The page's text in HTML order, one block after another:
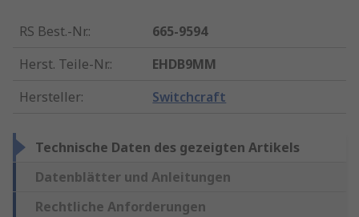
RS Best.-Nr.:
665-9594
Herst. Teile-Nr.:
EHDB9MM
Hersteller: Switchcraft
Technische Daten des gezeigten Artikels
Datenblätter und Anleitungen
Rechtliche Anforderungen